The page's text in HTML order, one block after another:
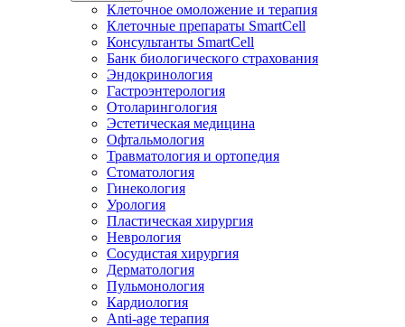
Клеточное омоложение и терапия
Клеточные препараты SmartCell
Консультанты SmartCell
Банк биологического страхования
Эндокринология
Гастроэнтерология
Отоларингология
Эстетическая медицина
Офтальмология
Травматология и ортопедия
Стоматология
Гинекология
Урология
Пластическая хирургия
Неврология
Сосудистая хирургия
Дерматология
Пульмонология
Кардиология
Anti-age терапия